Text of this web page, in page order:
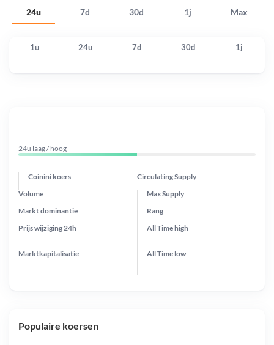
24u 7d 30d 1j Max
1u 24u 7d 30d 1j
24u laag / hoog
Coinini koers Circulating Supply
Prijs wijziging 24h
Max Supply
Markt dominantie
Marktkapitalisatie
Volume
Rang
All Timehigh
All Time low
Populaire koersen